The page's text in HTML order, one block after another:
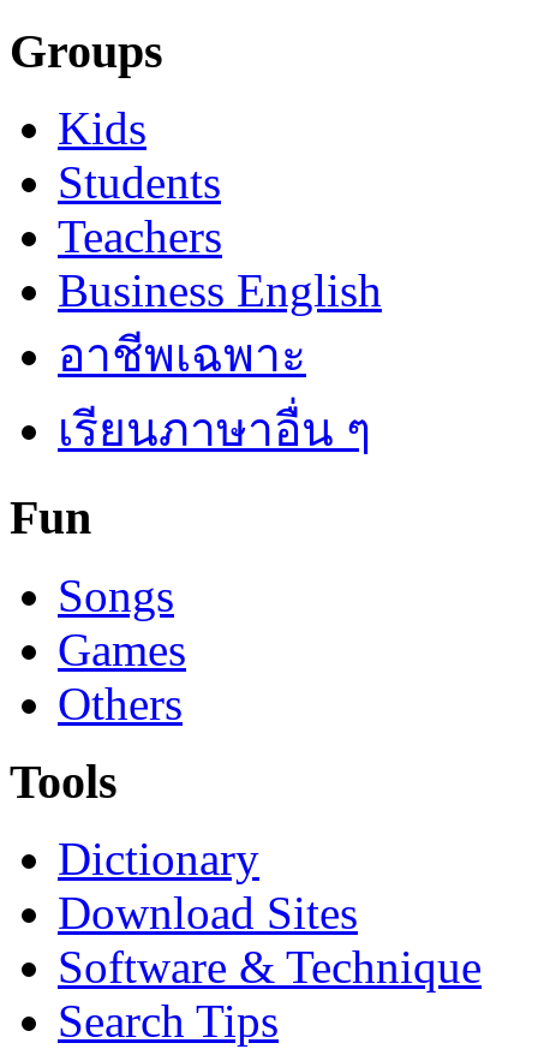
Groups
Kids
Students
Teachers
Business English
อาชีพเฉพาะ
เรียนภาษาอื่น ๆ
Fun
Songs
Games
Others
Tools
Dictionary
Download Sites
Software & Technique
Search Tips